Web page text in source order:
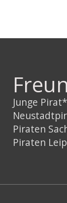
Junge
Piraten
Piraten